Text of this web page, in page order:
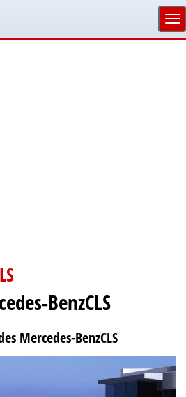
BenzCLS
Mercedes-BenzCLS